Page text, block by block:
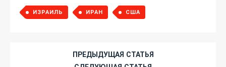
ИЗРАИЛЬ ИРАН США
ПРЕДЫДУЩАЯ СТАТЬЯ